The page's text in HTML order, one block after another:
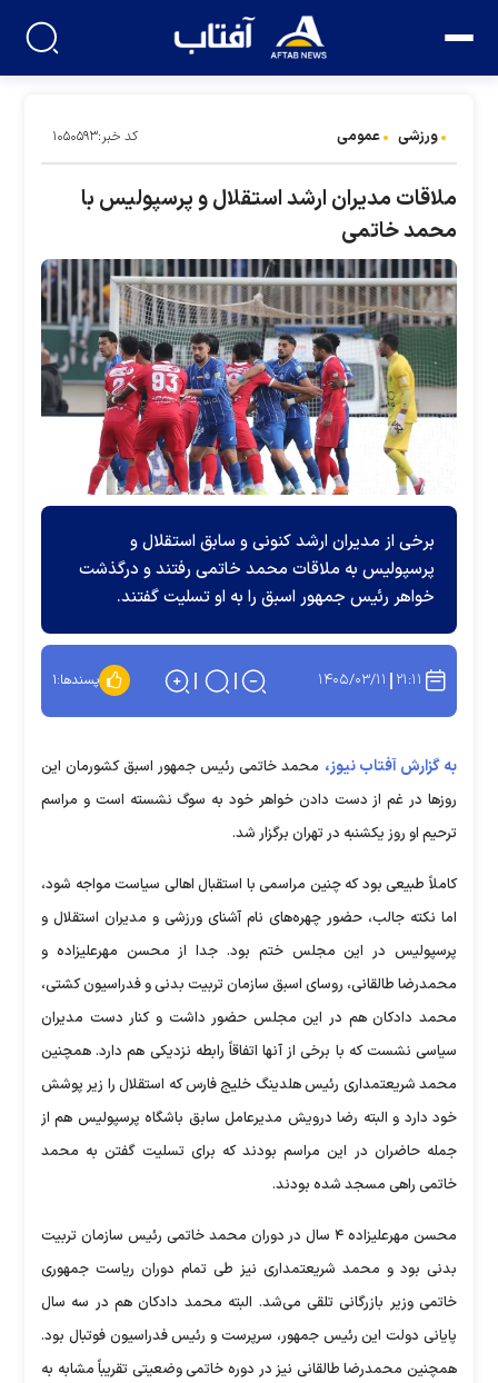
ورزشی عمومی کد خبر:۱۰۵۰۵۹۳
ملاقات مدیران ارشد استقلال و پرسپولیس با
محمد خاتمی
برخی از مدیران ارشد کنونی و سابق استقلال و
پرسپولیس به ملاقات محمد خاتمی رفتند و درگذشت
خواهر رئیس جمهور اسبق را به او تسلیت گفتند.
۲۱:۱۱ ۱۴۰۵/۰۳/۱۱ پسندها:۱
به گزارش آفتاب نیوز، محمد خاتمی رئیس جمهور اسبق کشورمان این
روز‌ها در غم از دست دادن خواهر خود به سوگ نشسته است و مراسم
ترحیم او روز یکشنبه در تهران برگزار شد.
کاملاً طبیعی بود که چنین مراسمی با استقبال اهالی سیاست مواجه شود،
اما نکته جالب، حضور چهره‌های نام آشنای ورزشی و مدیران استقلال و
پرسپولیس در این مجلس ختم بود. جدا از محسن مهرعلیزاده و
محمدرضا طالقانی، روسای اسبق سازمان تربیت بدنی و فدراسیون کشتی،
محمد دادکان هم در این مجلس حضور داشت و کنار دست مدیران
سیاسی نشست که با برخی از آنها اتفاقاً رابطه نزدیکی هم دارد. همچنین
محمد شریعتمداری رئیس هلدینگ خلیج فارس که استقلال را زیر پوشش
خود دارد و البته رضا درویش مدیرعامل سابق باشگاه پرسپولیس هم از
جمله حاضران در این مراسم بودند که برای تسلیت گفتن به محمد
خاتمی راهی مسجد شده بودند.
محسن مهرعلیزاده ۴ سال در دوران محمد خاتمی رئیس سازمان تربیت
بدنی بود و محمد شریعتمداری نیز طی تمام دوران ریاست جمهوری
خاتمی وزیر بازرگانی تلقی می‌شد. البته محمد دادکان هم در سه سال
پایانی دولت این رئیس جمهور، سرپرست و رئیس فدراسیون فوتبال بود.
همچنین محمدرضا طالقانی نیز در دوره خاتمی وضعیتی تقریباً مشابه به